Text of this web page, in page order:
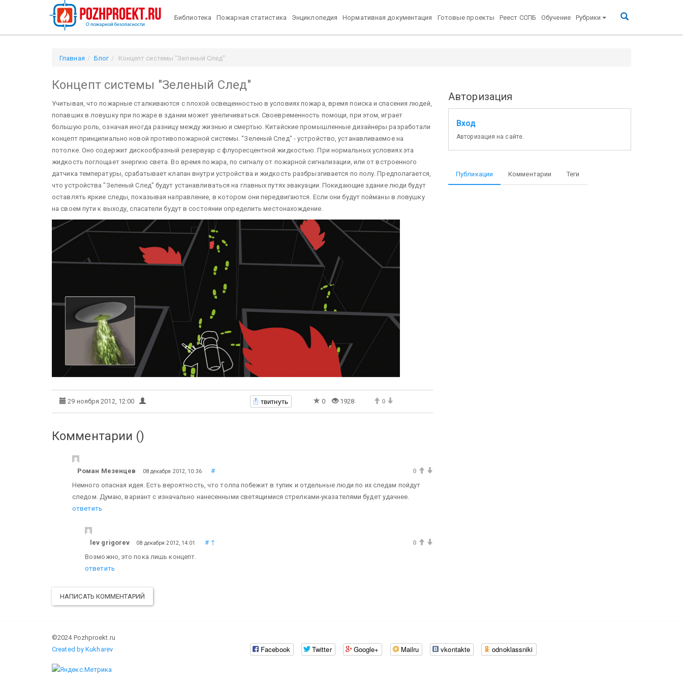
Библиотека Пожарная статистика Энциклопедия Нормативная документация Готовые проекты Реест ССПБ Обучение Рубрики
Главная Блог Концепт системы "Зеленый След"
Концепт системы "Зеленый След"
Учитывая, что пожарные сталкиваются с плохой освещенностью в условиях пожара, время поиска и спасения людей,
попавших в ловушку при пожаре в здании может увеличиваться. Своевременность помощи, при этом, играет
большую роль, означая иногда разницу между жизнью и смертью. Китайские промышленные дизайнеры разработали
концепт принципиально новой противопожарной системы. "Зеленый След" - устройство, устанавливаемое на
потолке. Оно содержит дискообразный резервуар с флуоресцентной жидкостью. При нормальных условиях эта
жидкость поглощает энергию света. Во время пожара, по сигналу от пожарной сигнализации, или от встроенного
датчика температуры, срабатывает клапан внутри устройства и жидкость разбрызгивается по полу. Предполагается,
что устройства "Зеленый След" будут устанавливаться на главных путях эвакуации. Покидающие здание люди будут
оставлять яркие следы, показывая направление, в котором они передвигаются. Если они будут пойманы в ловушку
на своем пути к выходу, спасатели будут в состоянии определить местонахождение.
29 ноября 2012, 12:00 твитнуть 0 1928 0
Комментарии ()
Роман Мезенцев 08 декабря 2012, 10:36 #
0
Немного опасная идея. Есть вероятность, что толпа побежит в тупик и отдельные люди по их следам пойдут
следом. Думаю, вариант с изначально нанесенными светящимися стрелками-указателями будет удачнее.
ответить
lev grigorev 08 декабря 2012, 14:01 # ↑
0
Возможно, это пока лишь концепт.
ответить
НАПИСАТЬ КОММЕНТАРИЙ
Авторизация
Вход
Авторизация на сайте.
Публикации Комментарии Теги
©2024 Pozhproekt.ru
Created by Kukharev
Facebook Twitter Google+ Mailru vkontakte odnoklassniki